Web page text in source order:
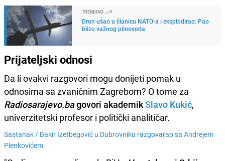
TRENDING
Dron ušao u članicu NATO-a i eksplodirao: Pao
blizu važnog plinovoda
Prijateljski odnosi
Da li ovakvi razgovori mogu donijeti pomak u
odnosima sa zvaničnim Zagrebom? O tome za
Radiosarajevo.bagovori akademikSlavo Kukić,
univerzitetski profesor i politički analitičar.
Sastanak / Bakir Izetbegović u Dubrovniku razgovarao sa Andrejem
Plenkovićem